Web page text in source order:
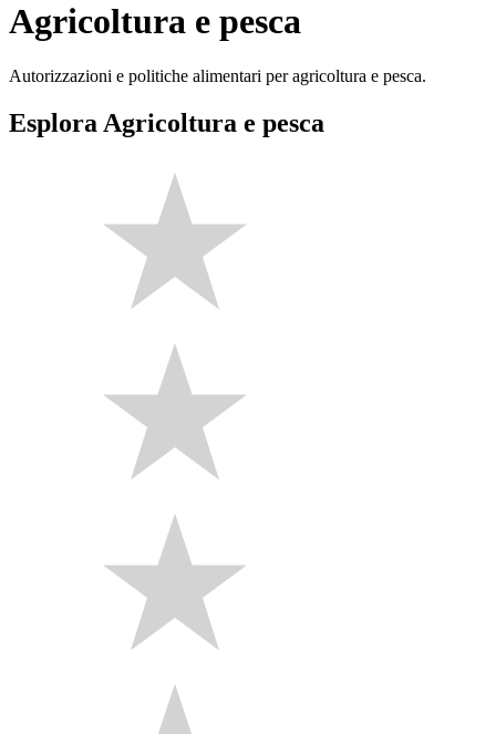
Agricoltura e pesca
Autorizzazioni e politiche alimentari per agricoltura e pesca.
Esplora Agricoltura e pesca